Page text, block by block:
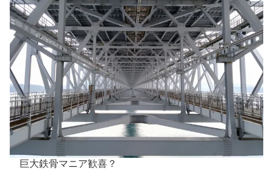
巨大鉄骨マニア歓喜？